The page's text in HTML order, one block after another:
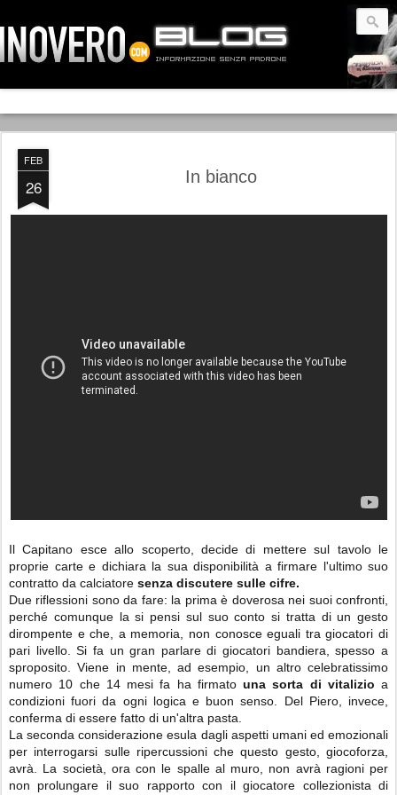
FEB
26 In bianco
Il Capitano esce allo scoperto, decide di mettere sul tavolo le
proprie carte e dichiara la sua disponibilità a firmare l'ultimo suo
contratto da calciatore senza discutere sulle cifre.
Due riflessioni sono da fare: la prima è doverosa nei suoi confronti,
perché comunque la si pensi sul suo conto si tratta di un gesto
dirompente e che, a memoria, non conosce eguali tra giocatori di
pari livello. Si fa un gran parlare di giocatori bandiera, spesso a
sproposito. Viene in mente, ad esempio, un altro celebratissimo
numero 10 che 14 mesi fa ha firmato una sorta di vitalizio a
condizioni fuori da ogni logica e buon senso. Del Piero, invece,
conferma di essere fatto di un'altra pasta.
La seconda considerazione esula dagli aspetti umani ed emozionali
per interrogarsi sulle ripercussioni che questo gesto, giocoforza,
avrà. La società, ora con le spalle al muro, non avrà ragioni per
non prolungare il suo rapporto con il giocatore collezionista di